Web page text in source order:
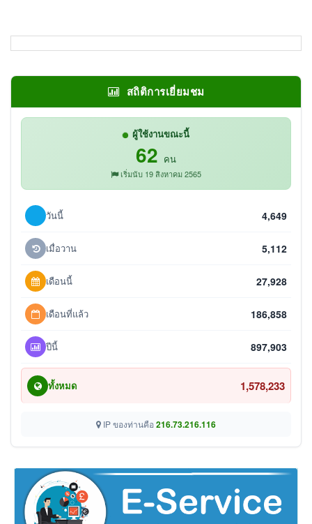
สถิติการเยี่ยมชม
ผู้ใช้งานขณะนี้
62 คน
เริ่มนับ 19 สิงหาคม 2565
วันนี้ 4,649
เมื่อวาน 5,112
เดือนนี้ 27,928
เดือนที่แล้ว 186,858
ปีนี้ 897,903
ทั้งหมด 1,578,233
IP ของท่านคือ 216.73.216.116